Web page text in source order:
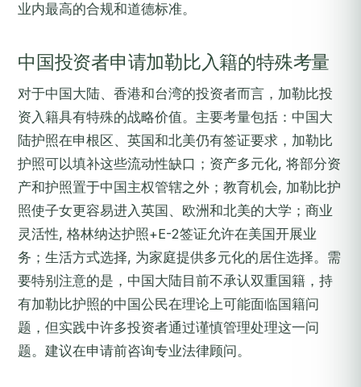
业内最高的合规和道德标准。
中国投资者申请加勒比入籍的特殊考量
对于中国大陆、香港和台湾的投资者而言，加勒比投
资入籍具有特殊的战略价值。主要考量包括：中国大
陆护照在申根区、英国和北美仍有签证要求，加勒比
护照可以填补这些流动性缺口；资产多元化, 将部分资
产和护照置于中国主权管辖之外；教育机会, 加勒比护
照使子女更容易进入英国、欧洲和北美的大学；商业
灵活性, 格林纳达护照+E-2签证允许在美国开展业
务；生活方式选择, 为家庭提供多元化的居住选择。需
要特别注意的是，中国大陆目前不承认双重国籍，持
有加勒比护照的中国公民在理论上可能面临国籍问
题，但实践中许多投资者通过谨慎管理处理这一问
题。建议在申请前咨询专业法律顾问。